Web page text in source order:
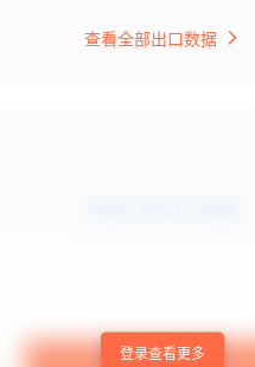
查看全部出口数据
登录查看更多